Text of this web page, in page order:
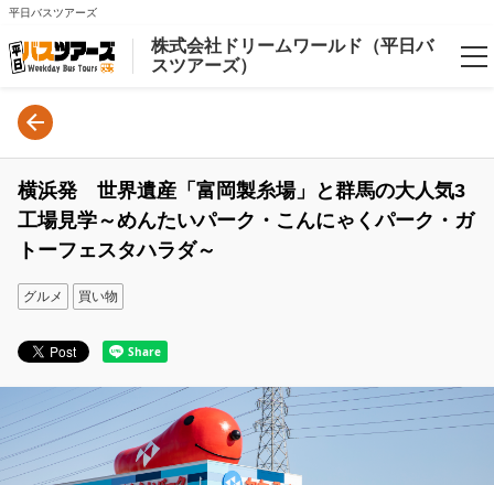
平日バスツアーズ
株式会社ドリームワールド（平日バ
スツアーズ）
Language
English
横浜発 世界遺産「富岡製糸場」と群馬の大人気3
工場見学～めんたいパーク・こんにゃくパーク・ガ
トーフェスタハラダ～
グルメ 買い物